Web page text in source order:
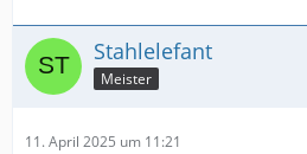
Stahlelefant
Meister
11. April 2025 um 11:21